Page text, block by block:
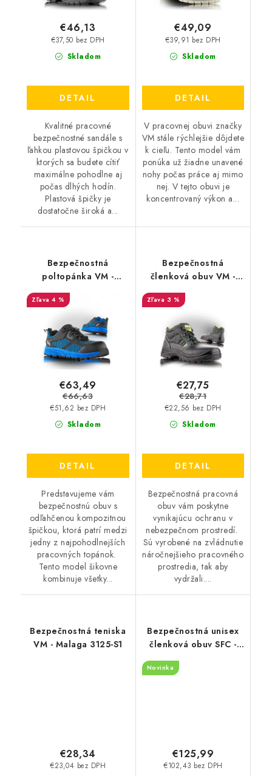
Skladom
€37,50 bez DPH
€46,13
DETAIL
Kvalitné pracovné
bezpečnostné sandále s
ľahkou plastovou špičkou v
ktorých sa budete cítiť
maximálne pohodlne aj
počas dlhých hodín.
Plastová špičky je
dostatočne široká a...
Skladom
€39,91 bez DPH
€49,09
DETAIL
V pracovnej obuvi značky
VM stále rýchlejšie dôjdete
k cieľu. Tento model vám
ponúka už žiadne unavené
nohy počas práce aj mimo
nej. V tejto obuvi je
koncentrovaný výkon a...
Bezpečnostná
poltopánka VM -
Monaco 4555-S1P
4 %
Skladom
€51,62 bez DPH
€63,49
€66,63
DETAIL
Predstavujeme vám
bezpečnostnú obuv s
odľahčenou kompozitnou
špičkou, ktorá patrí medzi
jedny z najpohodlnejších
pracovných topánok.
Tento model šikovne
kombinuje všetky...
Bezpečnostná
členková obuv VM -
Stockholm 3280-S1
3 %
Skladom
€22,56 bez DPH
€27,75
€28,71
DETAIL
Bezpečnostná pracovná
obuv vám poskytne
vynikajúcu ochranu v
nebezpečnom prostredí.
Sú vyrobené na zvládnutie
náročnejšieho pracovného
prostredia, tak aby
vydržali....
Bezpečnostná teniska
VM - Malaga 3125-S1
€23,04 bez DPH
€28,34
Bezpečnostná unisex
členková obuv SFC -
Engineer IV CT čierna
Novinka
€102,43 bez DPH
€125,99